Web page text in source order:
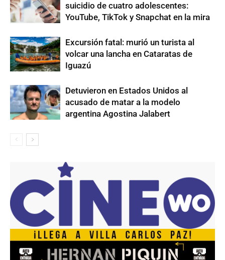
suicidio de cuatro adolescentes:
YouTube, TikTok y Snapchat en la mira
Excursión fatal: murió un turista al
volcar una lancha en Cataratas de
Iguazú
Detuvieron en Estados Unidos al
acusado de matar a la modelo
argentina Agostina Jalabert